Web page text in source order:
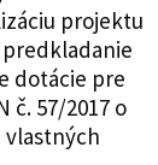
projektu
predkladanie
dotácie pre
č. 57/2017 o
vlastných